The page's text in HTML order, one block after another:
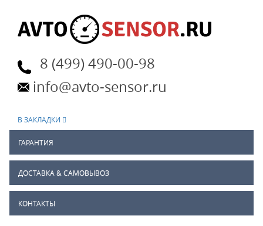
8 (499) 490-00-98
info@avto-sensor.ru
В ЗАКЛАДКИ
ГАРАНТИЯ
ДОСТАВКА & САМОВЫВОЗ
КОНТАКТЫ